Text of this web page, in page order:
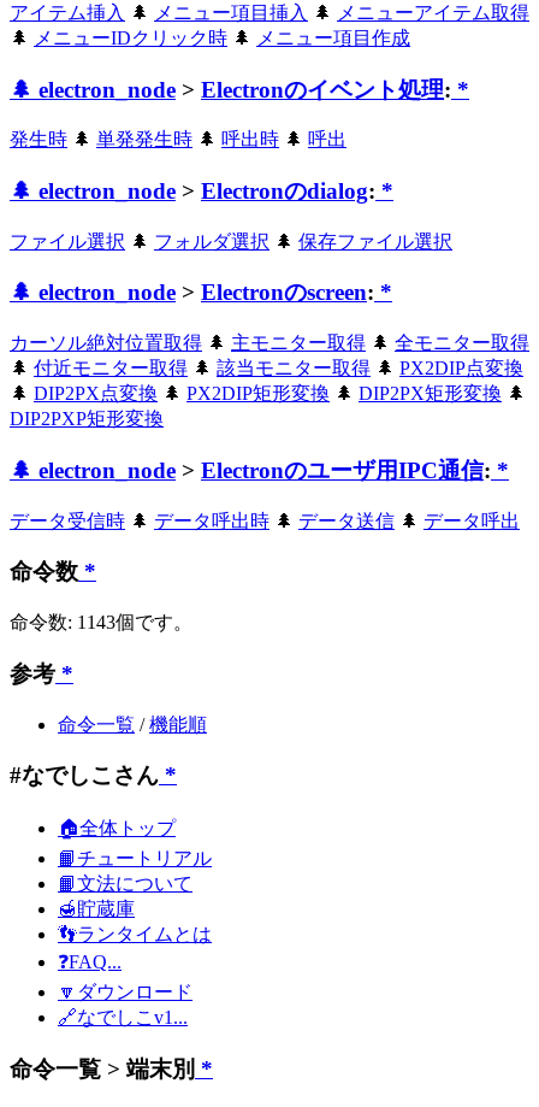
アイテム挿入 🌲 メニュー項目挿入 🌲
メニューアイテム取得
🌲
メニューIDクリック時 🌲 メニュー項目作成
🌲 electron_node > Electronのイベント処理: *
発生時 🌲 単発発生時 🌲 呼出時 🌲 呼出
🌲 electron_node > Electronのdialog: *
ファイル選択 🌲 フォルダ選択 🌲 保存ファイル選択
🌲 electron_node > Electronのscreen: *
カーソル絶対位置取得 🌲 主モニター取得 🌲 全モニター取得
🌲 付近モニター取得 🌲 該当モニター取得 🌲 PX2DIP点変換
🌲 DIP2PX点変換 🌲 PX2DIP矩形変換 🌲 DIP2PX矩形変換 🌲
DIP2PXP矩形変換
🌲 electron_node > Electronのユーザ用IPC通信: *
データ受信時 🌲 データ呼出時 🌲 データ送信 🌲 データ呼出
命令数 *
命令数: 1143個です。
参考 *
命令一覧 /機能順
#なでしこさん *
🏠全体トップ
📙チュートリアル
📙文法について
🍯貯蔵庫
👣ランタイムとは
❓FAQ...
🔽ダウンロード
🔗なでしこv1...
命令一覧 > 端末別 *